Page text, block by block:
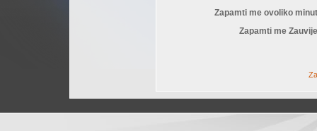
Zapamti me ovoliko
Zapamti me